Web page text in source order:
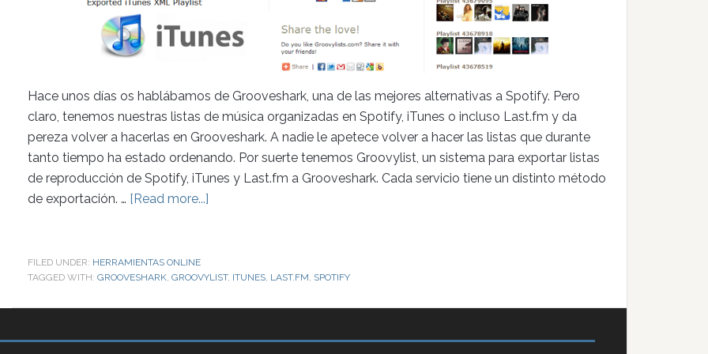
Hace unos días os hablábamos de Grooveshark, una de las mejores alternativas a Spotify. Pero
claro, tenemos nuestras listas de música organizadas en Spotify, iTunes o incluso Last.fm y da
pereza volver a hacerlas en Grooveshark. A nadie le apetece volver a hacer las listas que durante
tanto tiempo ha estado ordenando. Por suerte tenemos Groovylist, un sistema para exportar listas
de reproducción de Spotify, iTunes y Last.fm a Grooveshark. Cada servicio tiene un distinto método
de exportación. … [Read more...]
FILED UNDER: HERRAMIENTAS ONLINE
TAGGED WITH: GROOVESHARK GROOVYLIST, ITUNES LAST.FM SPOTIFY